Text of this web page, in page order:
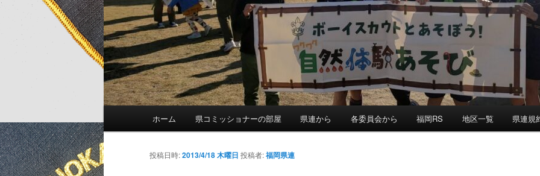
ホーム 県コミッショナーの部屋 県連から 各委員会から 福岡RS 地区一覧 県連規
投稿日時:2013/4/18 木曜日 投稿者:福岡県連